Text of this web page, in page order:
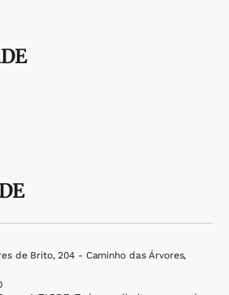
de Brito, 204 - Caminho das Árvores,